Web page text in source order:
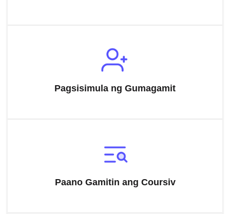
Pagsisimula ng Gumagamit
Paano Gamitin ang Coursiv